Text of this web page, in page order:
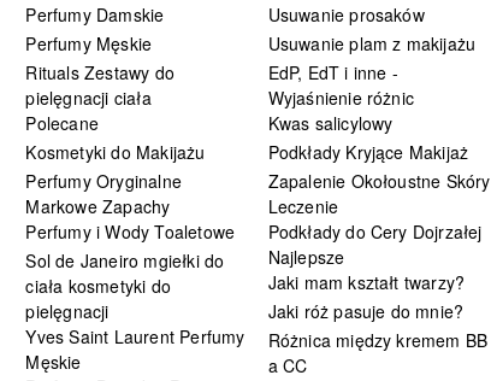
Perfumy Damskie
Perfumy Męskie
Rituals Zestawy do
pielęgnacji ciała
Polecane
Kosmetyki do Makijażu
Perfumy Oryginalne
Markowe Zapachy
Perfumy i Wody Toaletowe
Sol de Janeiro mgiełki do
ciała kosmetyki do
pielęgnacji
Yves Saint Laurent Perfumy
Męskie
Usuwanie prosaków
Usuwanie plam z makijażu
EdP, EdT i inne -
Wyjaśnienie różnic
Kwas salicylowy
Podkłady Kryjące Makijaż
Zapalenie Okołoustne Skóry
Leczenie
Podkłady do Cery Dojrzałej
Najlepsze
Jaki mam kształt twarzy?
Jaki róż pasuje do mnie?
Różnica między kremem BB
a CC